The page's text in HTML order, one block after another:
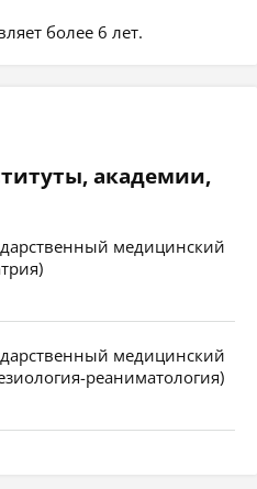
более 6 лет.
академии,
медицинский
медицинский
реаниматология)